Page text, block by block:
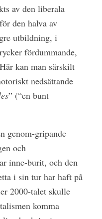
av den liberala
den halva av
utbildning, i
fördummande,
kan man särskilt
nedsättande
” (“en bunt
genom-gripande
och
inne-burit, och den
i sin tur har haft på
2000-talet skulle
komma